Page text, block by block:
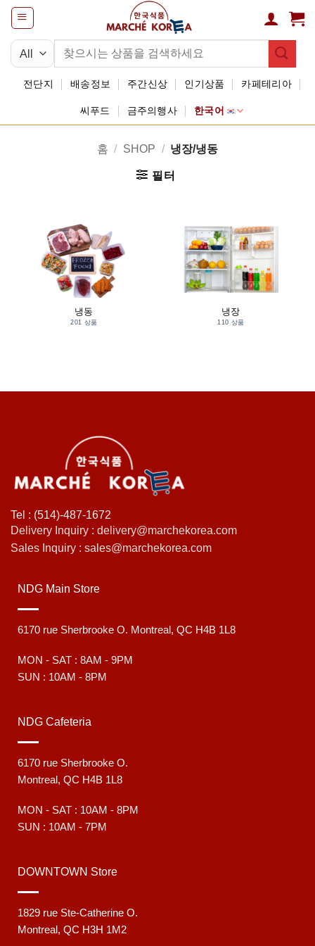
Skip
content
검
색:
전단지
배송정보 주간신상 인기상품 카페테리아
씨푸드 금주의행사 한국어
홈 / SHOP / 냉장/냉동
필터
냉동
201 상품
냉장
110 상품
Tel : (514)-487-1672
Delivery Inquiry : delivery@marchekorea.com
Sales Inquiry : sales@marchekorea.com
NDG Main Store
6170 rue Sherbrooke O. Montreal, QC H4B 1L8
MON - SAT : 8AM - 9PM
SUN : 10AM - 8PM
NDG Cafeteria
6170 rue Sherbrooke O.
Montreal, QC H4B 1L8
MON - SAT : 10AM - 8PM
SUN : 10AM - 7PM
DOWNTOWN Store
1829 rue Ste-Catherine O.
Montreal, QC H3H 1M2